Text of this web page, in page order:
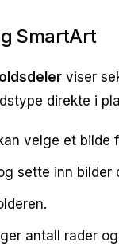
SmartArt
viser
direkte i
velge et bilde
sette inn bilder
antall rader